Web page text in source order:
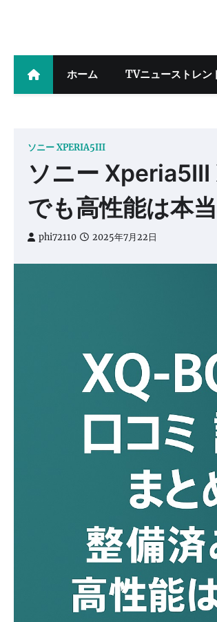
ホーム TVニューストレン
ソニー XPERIA5III
ソニー
でも高性能は本
phi72110 2025年7月22日